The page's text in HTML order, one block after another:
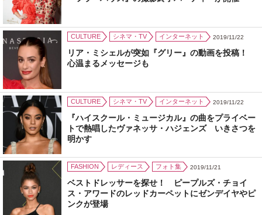
CULTURE シネマ・TV インターネット 2019/11/22
リア・ミシェルが突如『グリー』の動画を投稿！
心温まるメッセージも
CULTURE シネマ・TV インターネット 2019/11/22
『ハイスクール・ミュージカル』の曲をプライベー
トで熱唱したヴァネッサ・ハジェンズ いきさつを
明かす
FASHION レディース フォト集 2019/11/21
ベストドレッサーを探せ！ ピープルズ・チョイ
ス・アワードのレッドカーペットにゼンデイヤやピ
ンクが登場